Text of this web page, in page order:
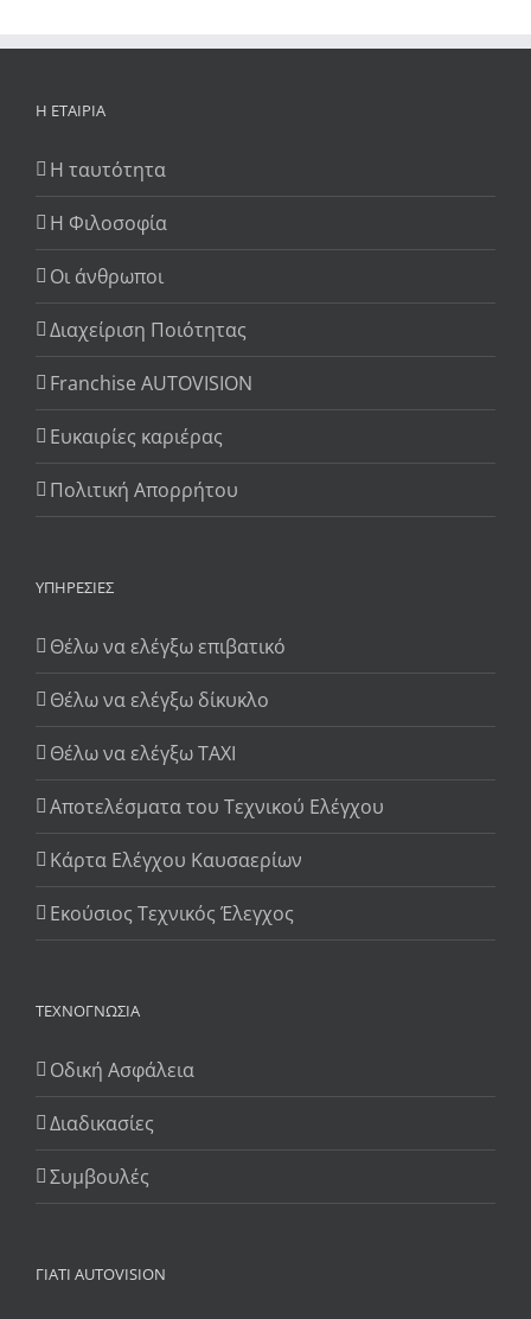
Η ΕΤΑΙΡΊΑ
Η ταυτότητα
Η Φιλοσοφία
Οι άνθρωποι
Διαχείριση Ποιότητας
Franchise AUTOVISION
Ευκαιρίες καριέρας
Πολιτική Απορρήτου
ΥΠΗΡΕΣΊΕΣ
Θέλω να ελέγξω επιβατικό
Θέλω να ελέγξω δίκυκλο
Θέλω να ελέγξω TAXI
Αποτελέσματα του Τεχνικού Ελέγχου
Κάρτα Ελέγχου Καυσαερίων
Εκούσιος Τεχνικός Έλεγχος
ΤΕΧΝΟΓΝΩΣΊΑ
Οδική Ασφάλεια
Διαδικασίες
Συμβουλές
ΓΙΆΤΙ AUTOVISION